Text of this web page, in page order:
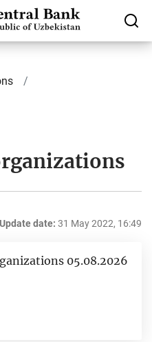
Update date: 31 May 2022, 16:49
05.08.2026